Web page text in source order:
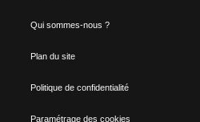
Qui sommes-nous ?
Plan du site
Politique de confidentialité
Paramétrage des cookies